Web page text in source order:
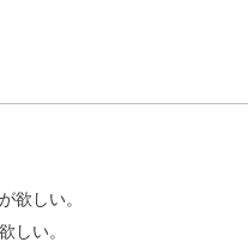
欲しい。
しい。